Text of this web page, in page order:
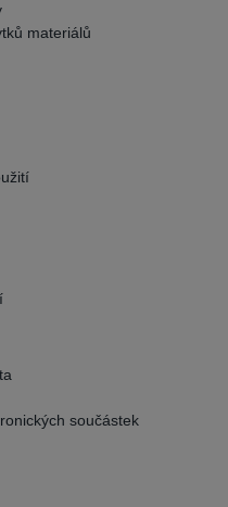
materiálů
součástek